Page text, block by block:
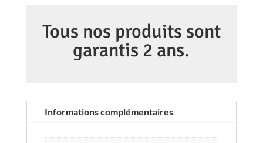
CANON
Tous nos produits sont
garantis 2 ans.
Informations complémentaires